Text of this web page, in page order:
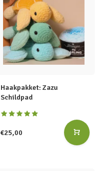
Haakpakket: Zazu
Schildpad
€25,00